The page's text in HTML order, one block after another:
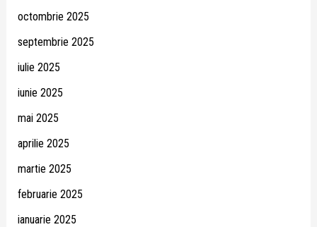
octombrie 2025
septembrie 2025
iulie 2025
iunie 2025
mai 2025
aprilie 2025
martie 2025
februarie 2025
ianuarie 2025